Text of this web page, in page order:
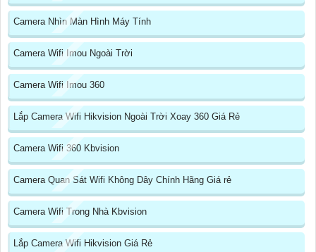
Camera Nhìn Màn Hình Máy Tính
Camera Wifi Imou Ngoài Trời
Camera Wifi Imou 360
Lắp Camera Wifi Hikvision Ngoài Trời Xoay 360 Giá Rẻ
Camera Wifi 360 Kbvision
Camera Quan Sát Wifi Không Dây Chính Hãng Giá rẻ
Camera Wifi Trong Nhà Kbvision
Lắp Camera Wifi Hikvision Giá Rẻ